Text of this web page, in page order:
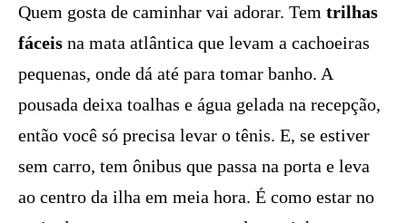
Quem gosta de caminhar vai adorar. Tem trilhas
fáceis na mata atlântica que levam a cachoeiras
pequenas, onde dá até para tomar banho. A
pousada deixa toalhas e água gelada na recepção,
então você só precisa levar o tênis. E, se estiver
sem carro, tem ônibus que passa na porta e leva
ao centro da ilha em meia hora. É como estar no